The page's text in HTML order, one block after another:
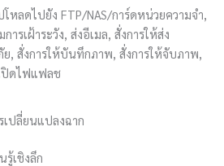
โหลดไปยัง FTP/NAS/การ์ดหน่วยความจำ,
ารเฝ้าระวัง, ส่งอีเมล, สั่งการให้ส่ง
สั่งการให้บันทึกภาพ, สั่งการให้จับภาพ,
ปิดไฟแฟลช
เปลี่ยนแปลงฉาก
รู้เชิงลึก